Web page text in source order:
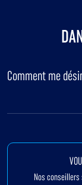
Comment me
Nos